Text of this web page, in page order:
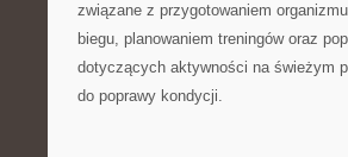
związane z przygotowaniem
biegu, planowaniem treningów oraz
dotyczących aktywności na świeżym
do poprawy kondycji.